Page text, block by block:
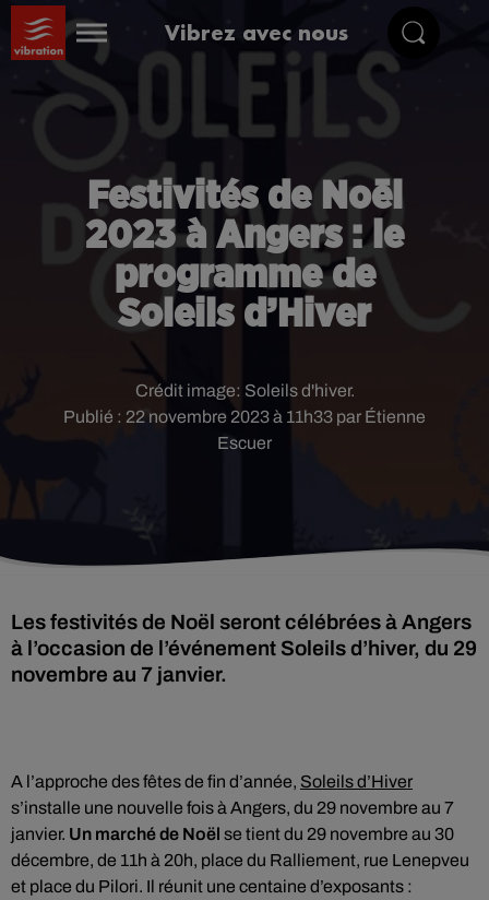
Vibrez avec nous
Festivités de Noël
2023 à Angers : le
programme de
Soleils d’Hiver
Publié : 22 novembre 2023 à 11h33 par Étienne
Escuer
Crédit image: Soleils d'hiver.
Les festivités de Noël seront célébrées à Angers
à l’occasion de l’événement Soleils d’hiver, du 29
novembre au 7 janvier.
A l’approche des fêtes de fin d’année, Soleils d’Hiver
s’installe une nouvelle fois à Angers, du 29 novembre au 7
janvier. Un marché de Noël se tient du 29 novembre au 30
décembre, de 11h à 20h, place du Ralliement, rue Lenepveu
et place du Pilori. Il réunit une centaine d’exposants :